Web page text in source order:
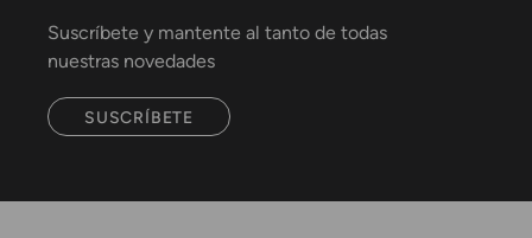
Suscríbete y mantente al tanto de todas
nuestras novedades
SUSCRÍBETE